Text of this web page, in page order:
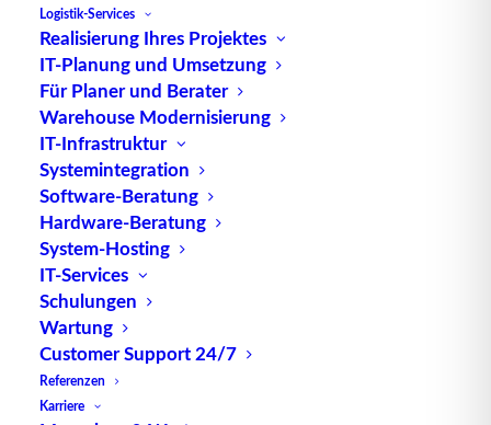
Logistik-Services
Realisierung Ihres Projektes
IT-Planung und Umsetzung
Für Planer und Berater
Warehouse Modernisierung
IT-Infrastruktur
Systemintegration
Software-Beratung
Hardware-Beratung
System-Hosting
IT-Services
Schulungen
Wartung
Customer Support 24/7
Referenzen
Karriere
Ein Beispiel hierfür ist die verkürzte zweistufige
Kommissionierung. In diesem Szenario wird eine
Umverpackungseinheit entnommen, während in
kundenbezogenen Kommissionierbehältern
daraufhin jeweils kommissionierte
Verkaufseinheiten abgelegt werden. Die
Abnutzung kann somit auf unterschiedlichen
Ebenen variieren und muss nicht zwingend mit der
Einheit übereinstimmen, die direkt aus dem
entnommen wurde.
In der Logistikbranche hat die Abnutzung direkte
Auswirkungen auf die Lagerbestände und die
Lebensdauer von Produkten. Eine präzise